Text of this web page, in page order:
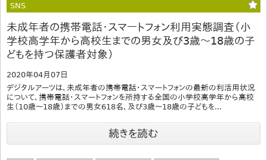
SNS
未成年者の携帯電話・スマートフォン利用実態調査（小
学校高学年から高校生までの男女及び3歳～18歳の子
どもを持つ保護者対象）
2020年04月07日
デジタルアーツは、未成年者の携帯電話・スマートフォンの最新の利活用状況
について、携帯電話・スマートフォンを所持する全国の小学校高学年から高校
生（10歳～18歳）までの男女618名、及び3歳～18歳の子どもを...
続きを読む